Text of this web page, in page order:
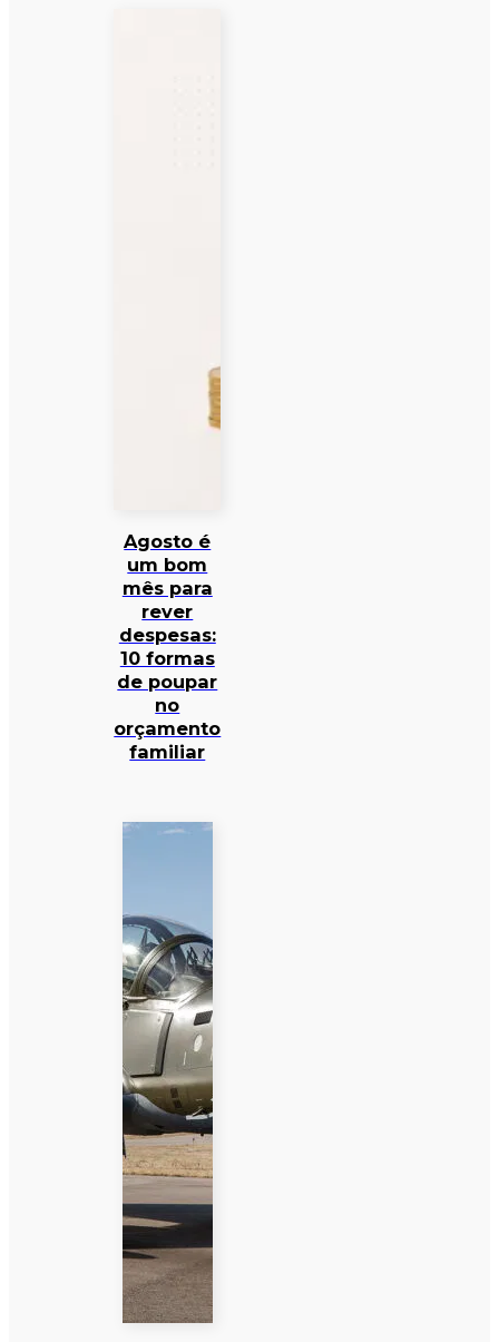
Agosto é
um bom
mês para
rever
despesas:
10 formas
de poupar
no
orçamento
familiar